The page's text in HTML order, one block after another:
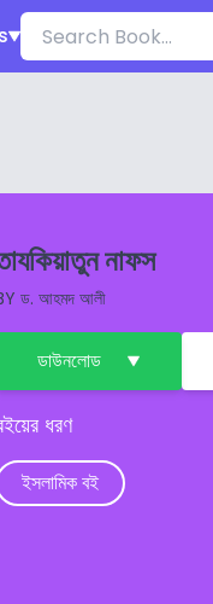
নাফস
ড. আহমদ আলী
ডাউনলোড
ধরণ
ইসলামিক বই